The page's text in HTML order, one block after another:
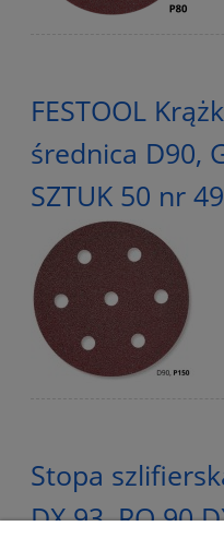
FESTOOL
średnica D90,
SZTUK 50 nr
Stopa
DX 93, RO 90